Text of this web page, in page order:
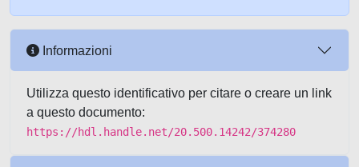
Informazioni
Utilizza questo identificativo per citare o creare un link
a questo documento:
https://hdl.handle.net/20.500.14242/374280